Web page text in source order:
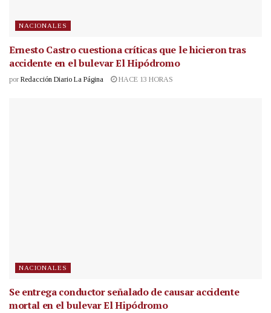
NACIONALES
Ernesto Castro cuestiona críticas que le hicieron tras
accidente en el bulevar El Hipódromo
por Redacción Diario La Página HACE 13 HORAS
NACIONALES
Se entrega conductor señalado de causar accidente
mortal en el bulevar El Hipódromo